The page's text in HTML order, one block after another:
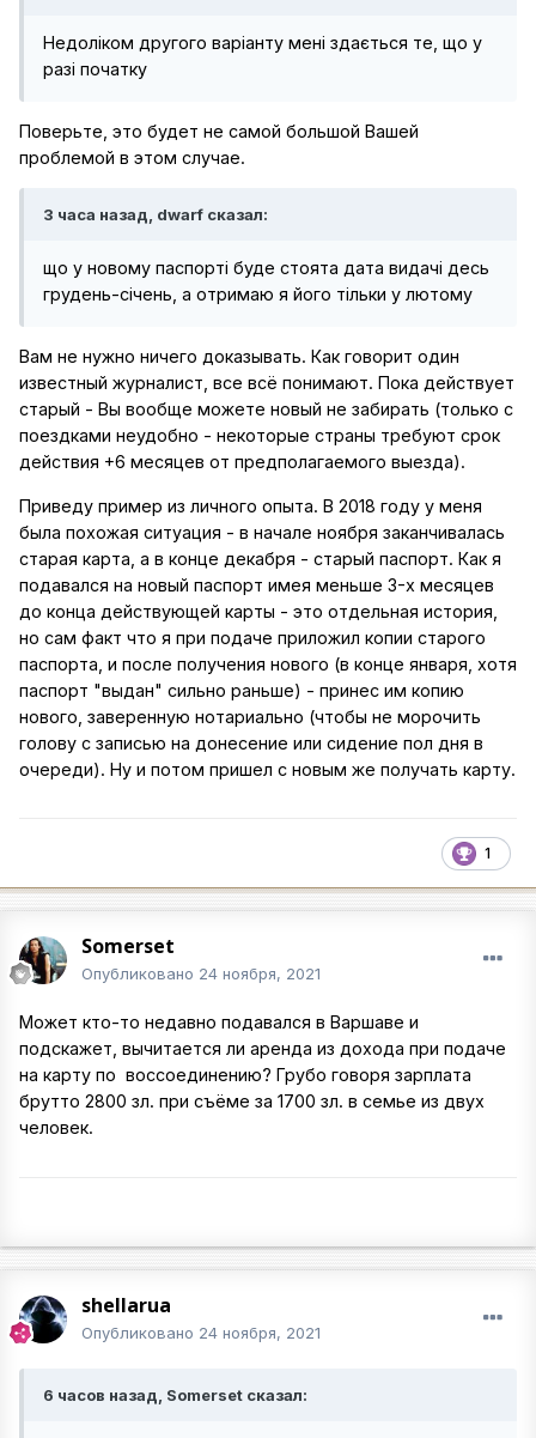
Недоліком другого варіанту мені здається те, що у
разі початку
Поверьте, это будет не самой большой Вашей
проблемой в этом случае.
3 часа назад, dwarf сказал:
що у новому паспорті буде стоята дата видачі десь
грудень-січень, а отримаю я його тільки у лютому
Вам не нужно ничего доказывать. Как говорит один
известный журналист, все всё понимают. Пока действует
старый - Вы вообще можете новый не забирать (только с
поездками неудобно - некоторые страны требуют срок
действия +6 месяцев от предполагаемого выезда).
Приведу пример из личного опыта. В 2018 году у меня
была похожая ситуация - в начале ноября заканчивалась
старая карта, а в конце декабря - старый паспорт. Как я
подавался на новый паспорт имея меньше 3-х месяцев
до конца действующей карты - это отдельная история,
но сам факт что я при подаче приложил копии старого
паспорта, и после получения нового (в конце января, хотя
паспорт "выдан" сильно раньше) - принес им копию
нового, заверенную нотариально (чтобы не морочить
голову с записью на донесение или сидение пол дня в
очереди). Ну и потом пришел с новым же получать карту.
1
Somerset
Опубликовано 24 ноября, 2021
Может кто-то недавно подавался в Варшаве и
подскажет, вычитается ли аренда из дохода при подаче
на карту по воссоединению? Грубо говоря зарплата
брутто 2800 зл. при съёме за 1700 зл. в семье из двух
человек.
shellarua
Опубликовано 24 ноября, 2021
6 часов назад, Somerset сказал: